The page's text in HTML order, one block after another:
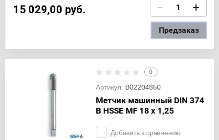
15 029,00 руб. − +
Предзаказ
0
Артикул: B02204850
Метчик машинный DIN 374
B HSSE MF 18 x 1,25
Добавить к сравнению